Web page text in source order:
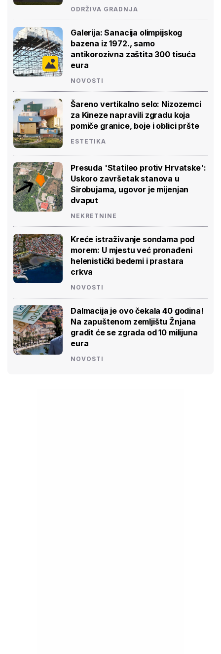
ODRŽIVA GRADNJA
Galerija: Sanacija olimpijskog
bazena iz 1972., samo
antikorozivna zaštita 300 tisuća
eura
NOVOSTI
Šareno vertikalno selo: Nizozemci
za Kineze napravili zgradu koja
pomiče granice, boje i oblici pršte
ESTETIKA
Presuda 'Statileo protiv Hrvatske':
Uskoro završetak stanova u
Sirobujama, ugovor je mijenjan
dvaput
NEKRETNINE
Kreće istraživanje sondama pod
morem: U mjestu već pronađeni
helenistički bedemi i prastara
crkva
NOVOSTI
Dalmacija je ovo čekala 40 godina!
Na zapuštenom zemljištu Žnjana
gradit će se zgrada od 10 milijuna
eura
NOVOSTI